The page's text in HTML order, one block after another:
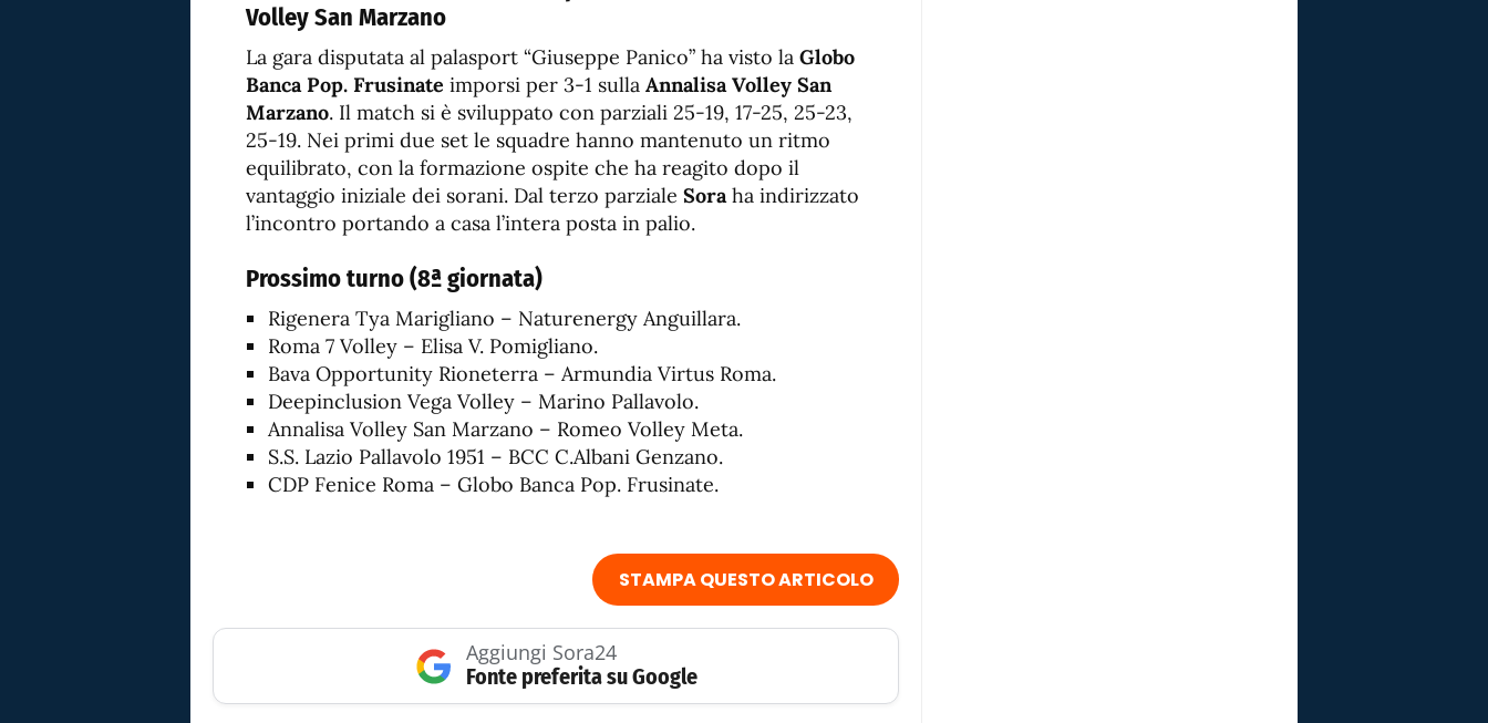
Volley San Marzano
La gara disputata al palasport “Giuseppe Panico” ha visto la Globo
Banca Pop. Frusinate imporsi per 3-1 sulla Annalisa Volley San
Marzano. Il match si è sviluppato con parziali 25-19, 17-25, 25-23,
25-19. Nei primi due set le squadre hanno mantenuto un ritmo
equilibrato, con la formazione ospite che ha reagito dopo il
vantaggio iniziale dei sorani. Dal terzo parziale Soraha indirizzato
l’incontro portando a casa l’intera posta in palio.
Prossimo turno (8ª giornata)
Rigenera Tya Marigliano – Naturenergy Anguillara.
Roma 7 Volley – Elisa V. Pomigliano.
Bava Opportunity Rioneterra – Armundia Virtus Roma.
Deepinclusion Vega Volley – Marino Pallavolo.
Annalisa Volley San Marzano – Romeo Volley Meta.
S.S. Lazio Pallavolo 1951 – BCC C.Albani Genzano.
CDP Fenice Roma – Globo Banca Pop. Frusinate.
STAMPA QUESTO ARTICOLO
Aggiungi Sora24
Fonte preferita su Google